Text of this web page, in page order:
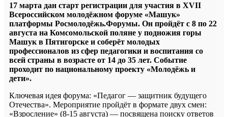
17 марта дан старт регистрации для участия в XVII
Всероссийском молодёжном форуме «Машук»
платформы Росмолодёжь.Форумы. Он пройдёт с 8 по 22
августа на Комсомольской поляне у подножия горы
Машук в Пятигорске и соберёт молодых
профессионалов из сфер педагогики и воспитания со
всей страны в возрасте от 14 до 35 лет. Событие
проходит по национальному проекту «Молодёжь и
дети».
Ключевая идея форума: «Педагог — защитник будущего
Отечества». Мероприятие пройдёт в формате двух смен:
«Взросление» (8-15 августа) — посвящена поиску ответов